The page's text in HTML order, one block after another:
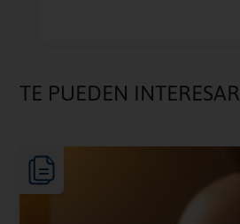
TE PUEDEN INTERESAR